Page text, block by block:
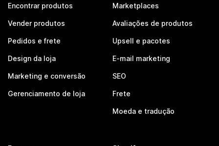
Encontrar produtos
Vender produtos
Pedidos e frete
Design da loja
Marketing e conversão
Gerenciamento de loja
Marketplaces
Avaliações de produtos
Upsell e pacotes
E-mail marketing
SEO
Frete
Moeda e tradução